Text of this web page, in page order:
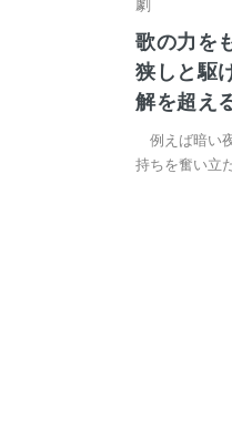
劇
歌の力を
狭しと駆
解を超え
例えば暗い
持ちを奮い立